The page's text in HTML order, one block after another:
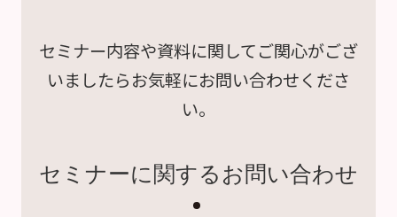
セミナー内容や資料に関してご関心がござ
いましたらお気軽にお問い合わせくださ
い。
セミナーに関するお問い合わせ